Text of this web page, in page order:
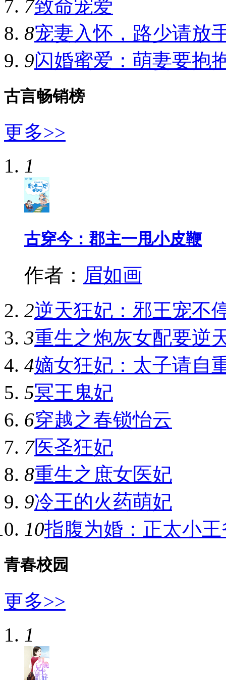
7致命宠爱
8宠妻入怀，路少请放
9闪婚蜜爱：萌妻要抱
古言畅销榜
更多>>
1
古穿今：郡主一甩小皮鞭
作者： 眉如画
2逆天狂妃：邪王宠不
3重生之炮灰女配要逆
4嫡女狂妃：太子请自
5冥王鬼妃
6穿越之春锁怡云
7医圣狂妃
8重生之庶女医妃
9冷王的火药萌妃
10指腹为婚：正太小王
青春校园
更多>>
1